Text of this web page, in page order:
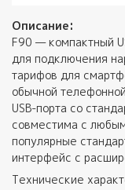
Описание:
F90 — компактный
для подключения
тарифов для
обычной
USB-порта со
совместима с
популярные
интерфейс с
Технические